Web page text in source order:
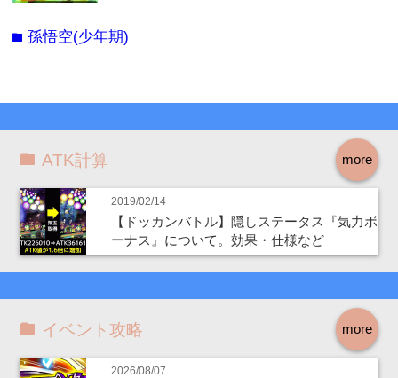
folder孫悟空(少年期)
more
ATK計算
2019/02/14
【ドッカンバトル】隠しステータス『気力ボ
ーナス』について。効果・仕様など
more
イベント攻略
2026/08/07